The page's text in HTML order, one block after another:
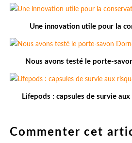
Une innovation utile pour la
Nous avons testé le porte-
Lifepods : capsules de survie
Commenter cet